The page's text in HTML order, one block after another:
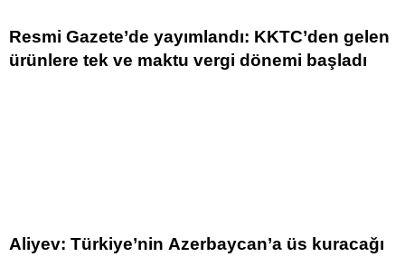
Resmi Gazete’de yayımlandı: KKTC’den gelen
ürünlere tek ve maktu vergi dönemi başladı
Aliyev: Türkiye’nin Azerbaycan’a üs kuracağı